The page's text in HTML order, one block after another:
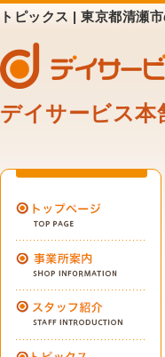
トピックス | 東京都清瀬
デイサービス本